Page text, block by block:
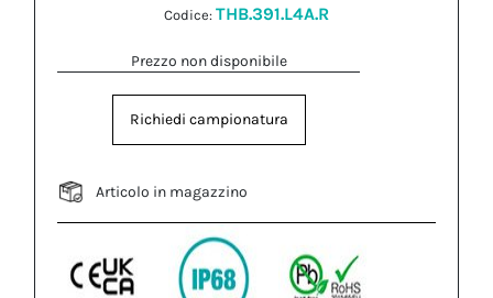
Codice: THB.391.L4A.R
Prezzo non disponibile
Richiedi campionatura
Articolo in magazzino